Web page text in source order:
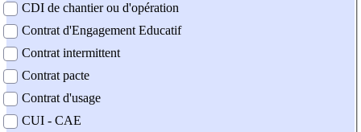
CDI de chantier ou d'opération
Contrat d'Engagement Educatif
Contrat intermittent
Contrat pacte
Contrat d'usage
CUI - CAE